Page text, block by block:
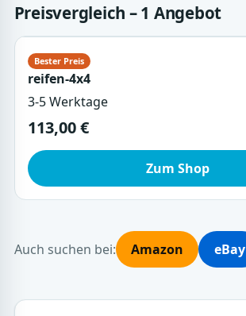
Preisvergleich – 1 Angebot
reifen-4x4
3-5 Werktage
113,00 €
Zum Shop
Auch suchen bei: Amazon eBay